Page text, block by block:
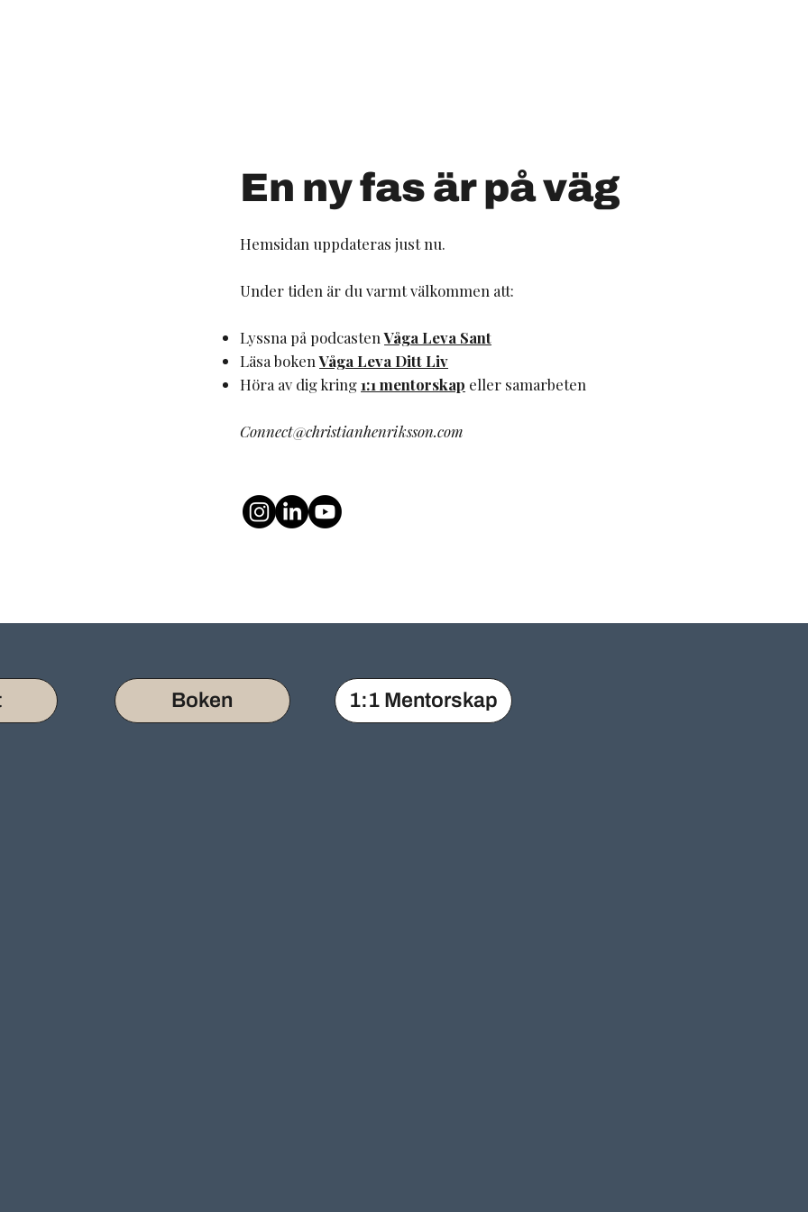
En ny fas är på väg
Hemsidan uppdateras just nu.
Under tiden är du varmt välkommen att:
Lyssna på podcastenVåga Leva Sant
Läsa bokenVåga Leva Ditt Liv
Höra av dig kring1:1 mentorskap eller samarbeten
Connect@christianhenriksson.com
Boken 1:1 Mentorskap